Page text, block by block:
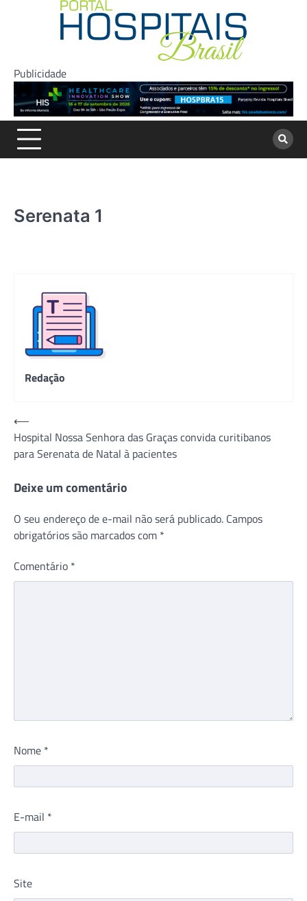
Publicidade
Serenata 1
Redação
Navegação
de
Post
⟵
Hospital Nossa Senhora das Graças convida curitibanos
para Serenata de Natal à pacientes
Deixe um comentário
O seu endereço de e-mail não será publicado. Campos
obrigatórios são marcados com *
Comentário *
Nome *
E-mail *
Site